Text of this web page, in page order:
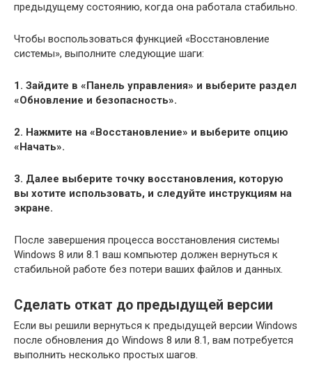
предыдущему состоянию, когда она работала стабильно.
Чтобы воспользоваться функцией «Восстановление
системы», выполните следующие шаги:
1. Зайдите в «Панель управления» и выберите раздел
«Обновление и безопасность».
2. Нажмите на «Восстановление» и выберите опцию
«Начать».
3. Далее выберите точку восстановления, которую
вы хотите использовать, и следуйте инструкциям на
экране.
После завершения процесса восстановления системы
Windows 8 или 8.1 ваш компьютер должен вернуться к
стабильной работе без потери ваших файлов и данных.
Сделать откат до предыдущей версии
Если вы решили вернуться к предыдущей версии Windows
после обновления до Windows 8 или 8.1, вам потребуется
выполнить несколько простых шагов.